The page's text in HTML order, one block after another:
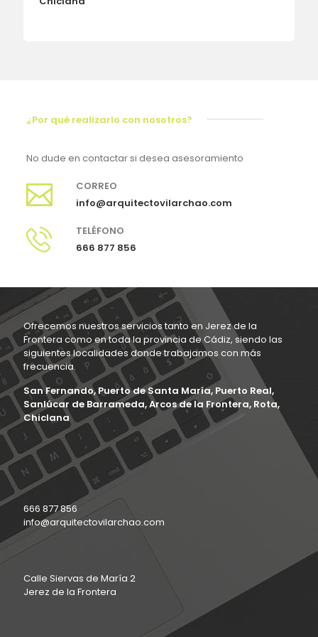
¿Por qué realizarlo con nosotros?
No dude en contactar si desea asesoramiento
CORREO
info@arquitectovilarchao.com
TELÉFONO
666 877 856
Ofrecemos nuestros servicios tanto en Jerez de la
Frontera como en toda la provincia de Cádiz, siendo las
siguientes localidades donde trabajamos con más
frecuencia.
San Fernando, Puerto de Santa María, Puerto Real,
Sanlúcar de Barrameda, Arcos de la Frontera, Rota,
Chiclana
666 877 856
info@arquitectovilarchao.com
Calle Siervas de María 2
Jerez de la Frontera